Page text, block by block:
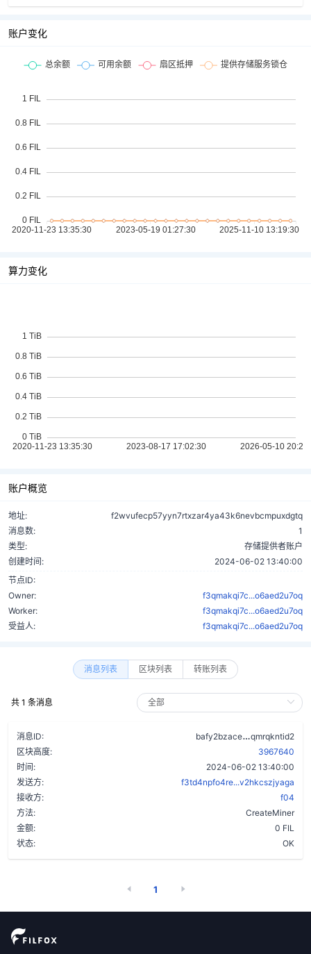
账户变化
算力变化
账户概览
地址:
f2wvufecp57yyn7rtxzar4ya43k6nevbcmpuxdgtq
消息数:
1
类型:
存储提供者账户
创建时间:
2024-06-02 13:40:00
节点ID:
Owner:
f3qmakqi7c...o6aed2u7oq
Worker:
f3qmakqi7c...o6aed2u7oq
受益人:
f3qmakqi7c...o6aed2u7oq
消息列表 区块列表 转账列表
共 1 条消息
消息ID: bafy2bzace
qmrqkntid2
区块高度:
3967640
时间:
2024-06-02 13:40:00
发送方:
f3td4npfo4re...v2hkcszjyaga
接收方:
f04
方法:
CreateMiner
金额:
0 FIL
状态:
OK
1